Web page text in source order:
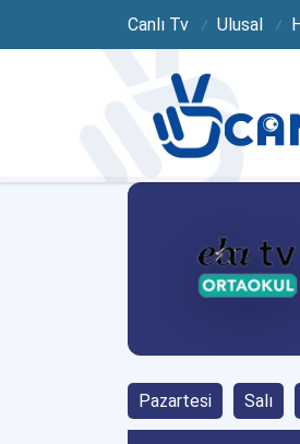
Canlı Tv Ulusal
Pazartesi Salı